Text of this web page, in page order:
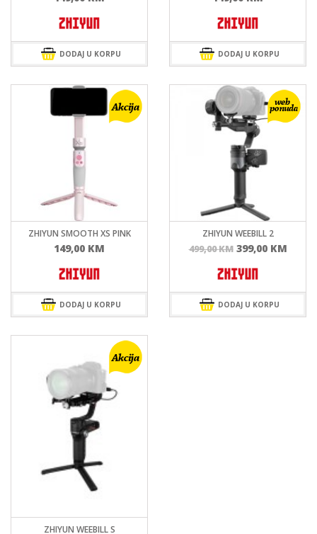
DODAJ U KORPU DODAJ U KORPU
ZHIYUN SMOOTH XS PINK
149,00 KM
DODAJ U KORPU
ZHIYUN WEEBILL 2
499,00KM Izvorna
bila
je:
499,00 KM.
399,00 KM
DODAJ U KORPU
ZHIYUN WEEBILL S